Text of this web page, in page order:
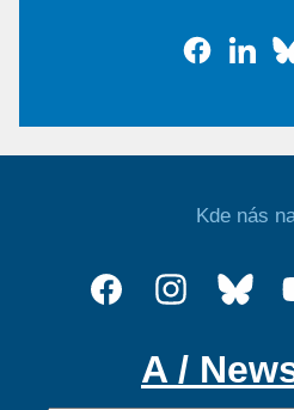
Kde nás
A /